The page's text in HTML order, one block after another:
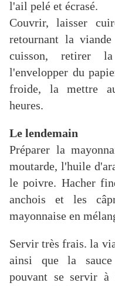
l'ail pelé et écrasé.
Couvrir, laisser
retournant la
cuisson, retirer
l'envelopper du
froide, la mettre
heures.
Le lendemain
Préparer la
moutarde, l'huile
le poivre. Hacher
anchois et les
mayonnaise en
Servir très frais. la
ainsi que la sauce
pouvant se servir à